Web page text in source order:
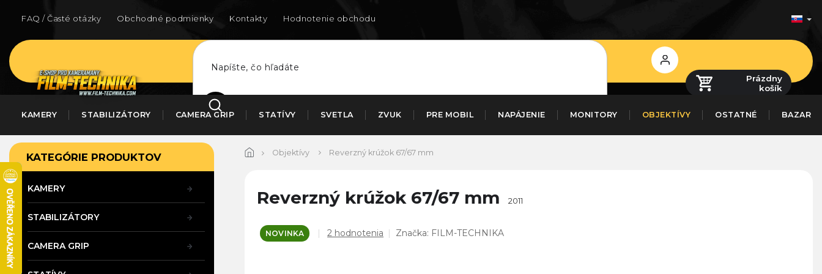
FAQ / Časté otázky Obchodné podmienky Kontakty Hodnotenie obchodu
Prihlásenie
HĽADAŤ
Prázdny
košík
KAMERY STABILIZÁTORY CAMERA GRIP STATÍVY SVETLA ZVUK PRE MOBIL NAPÁJENIE MONITORY OBJEKTÍVY OSTATNÉ BAZAR
Objektívy Reverzný krúžok 67/67 mm
B
o
č
n
ý
p
a
n
e
l
Preskočiť
kategórie
KATEGÓRIE PRODUKTOV
KAMERY
STABILIZÁTORY
CAMERA GRIP
Reverzný krúžok 67/67 mm 2011
NOVINKA
Priemerné
2 hodnotenia Značka: FILM-TECHNIKA